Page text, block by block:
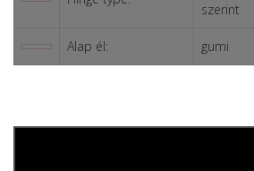
szerint
Alap él: gumi